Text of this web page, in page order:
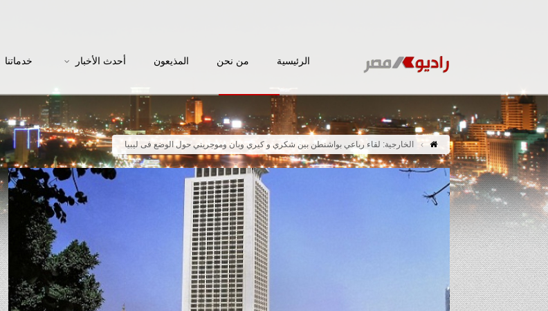
الرئيسية من نحن المذيعون أحدث الأخبار خدماتنا
الخارجية: لقاء رباعي بواشنطن بين شكري و كيري وبان وموجريني حول الوضع فى ليبيا